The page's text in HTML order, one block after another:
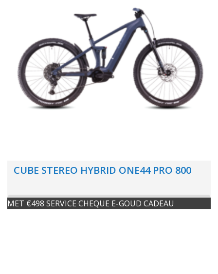
CUBE STEREO HYBRID ONE44 PRO 800
MET €498 SERVICE CHEQUE E-GOUD CADEAU